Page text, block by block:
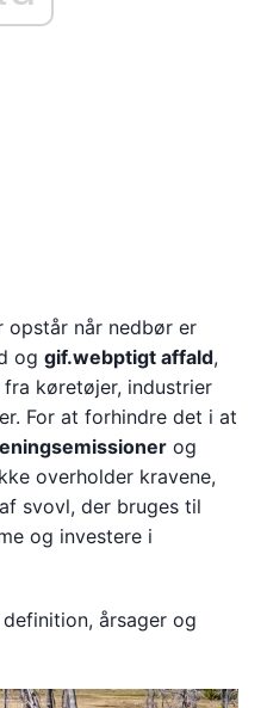
opstår når nedbør er
og gif.webptigt affald,
køretøjer, industrier
For at forhindre det i at
og
overholder kravene,
svovl, der bruges til
og investere i
årsager og